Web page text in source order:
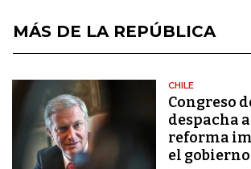
MÁS DE LA REPÚBLICA
CHILE
Congreso
despacha
reforma
el